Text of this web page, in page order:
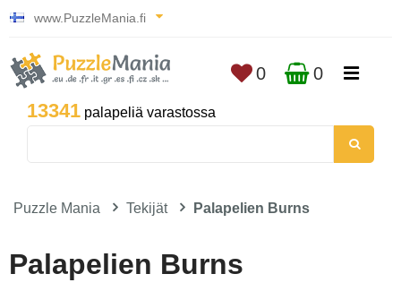
www.PuzzleMania.fi
13341 palapeliä varastossa
0 0
Puzzle Mania Tekijät Palapelien Burns
Palapelien Burns